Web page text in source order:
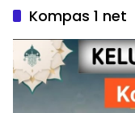
Kompas 1 net